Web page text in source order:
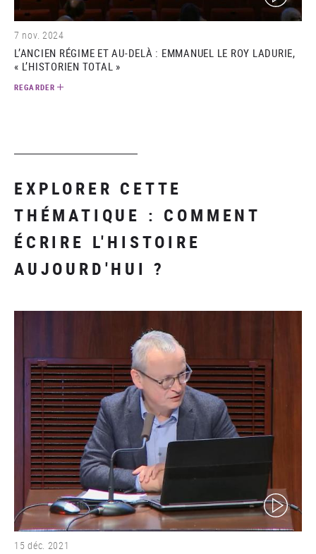
7 nov. 2024
L’ANCIEN RÉGIME ET AU-DELÀ : EMMANUEL LE ROY LADURIE,
« L’HISTORIEN TOTAL »
REGARDER
EXPLORER CETTE
THÉMATIQUE : COMMENT
ÉCRIRE L'HISTOIRE
AUJOURD'HUI ?
(video)
15 déc. 2021